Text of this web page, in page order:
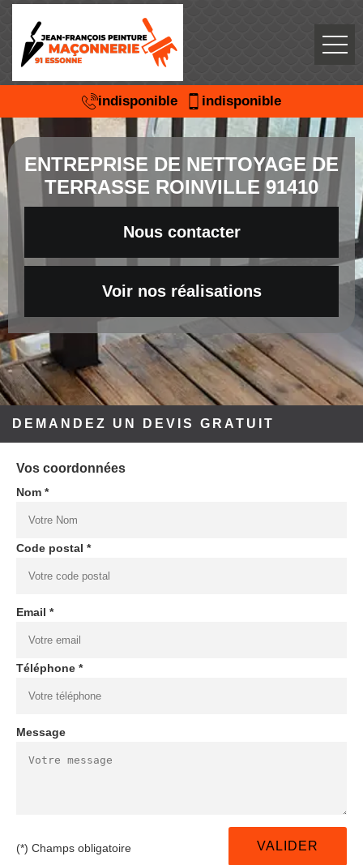
indisponible indisponible
ENTREPRISE DE NETTOYAGE DE
TERRASSE ROINVILLE 91410
Nous contacter
Voir nos réalisations
DEMANDEZ UN DEVIS GRATUIT
Vos coordonnées
Nom *
Code postal *
Email *
Téléphone *
Message
(*) Champs obligatoire